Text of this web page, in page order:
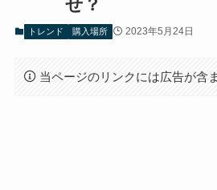
せ？
トレンド 購入場所 2023年5月24日
当ページのリンクには広告が含